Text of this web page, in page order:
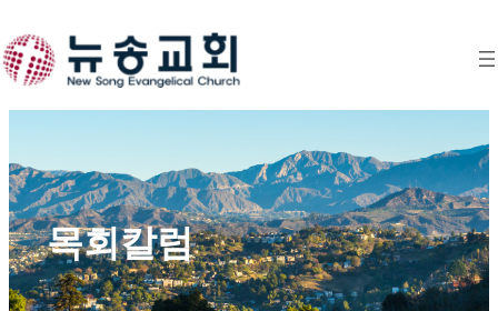
to
content
목회칼럼